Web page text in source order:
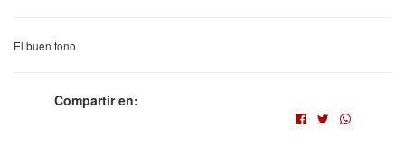
El buen tono
Compartir en: